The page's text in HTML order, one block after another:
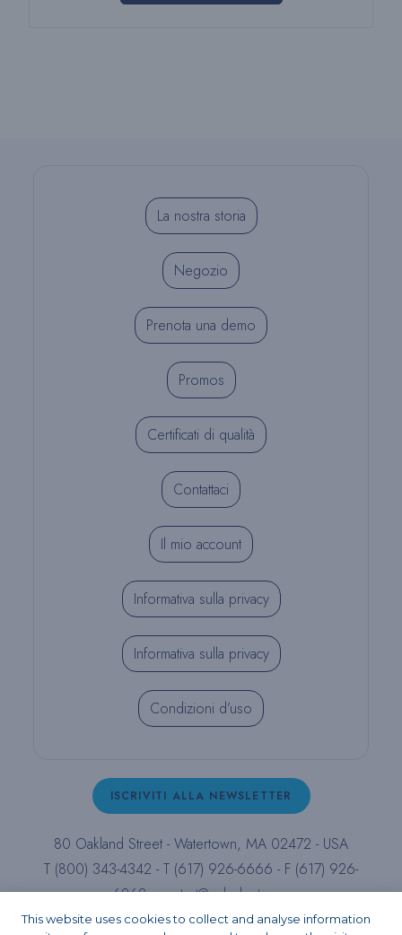
La nostra storia
Negozio
Prenota una demo
Promos
Certificati di qualità
Contattaci
Il mio account
Informativa sulla privacy
Informativa sulla privacy
Condizioni d’uso
ISCRIVITI ALLA NEWSLETTER
80 Oakland Street - Watertown, MA 02472 - USA
T (800) 343-4342 - T (617) 926-6666 - F (617) 926-
6262 -contact@pulpdent.com
This website uses cookies to collect and analyse information